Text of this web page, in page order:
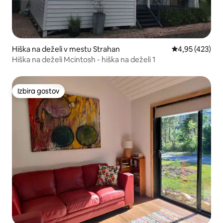
Hiška na deželi v mestu Strahan Povprečna
4,95 (423)
Hiška na deželi Mcintosh - hiška na deželi 1
Izbira gostov
Izbira gostov